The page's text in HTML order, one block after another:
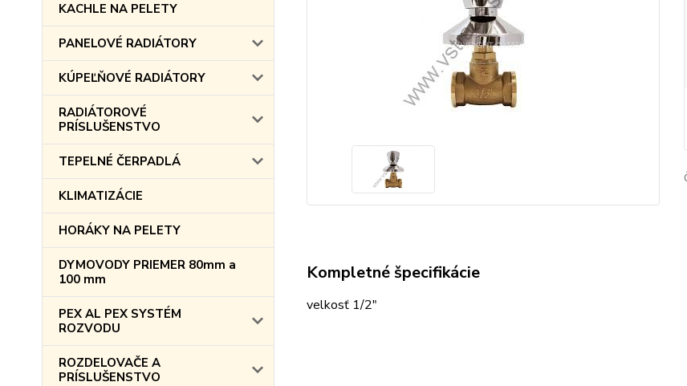
KACHLE NA PELETY
PANELOVÉ RADIÁTORY
KÚPEĽŇOVÉ RADIÁTORY
RADIÁTOROVÉ
PRÍSLUŠENSTVO
TEPELNÉ ČERPADLÁ
KLIMATIZÁCIE
HORÁKY NA PELETY
DYMOVODY PRIEMER 80mm a
100 mm
PEX AL PEX SYSTÉM
ROZVODU
ROZDELOVAČE A
PRÍSLUŠENSTVO
Kompletné špecifikácie
velkosť 1/2"